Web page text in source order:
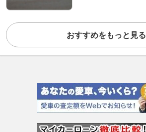
おすすめをもっと見る